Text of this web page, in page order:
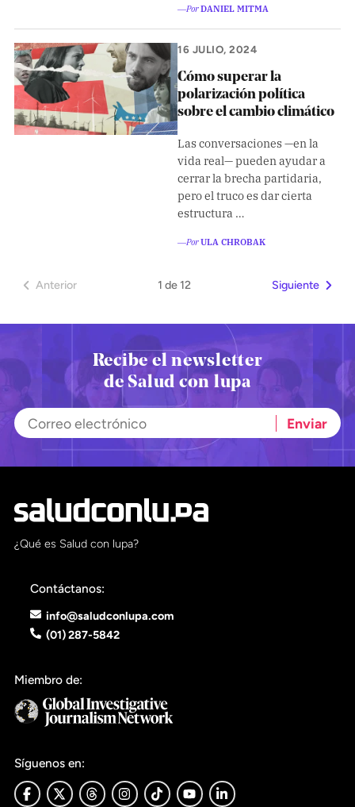
―PorDANIEL MITMA
16 JULIO, 2024
Cómo superar la
polarización política
sobre el cambio climático
Las conversaciones —en la
vida real— pueden ayudar a
cerrar la brecha partidaria,
pero el truco es dar cierta
estructura …
―PorULA CHROBAK
Anterior 1 de 12 Siguiente
Recibe el newsletter
de Salud con lupa
¿Qué es Salud con lupa?
Contáctanos:
info@saludconlupa.com
(01) 287-5842
Miembro de:
Síguenos en: